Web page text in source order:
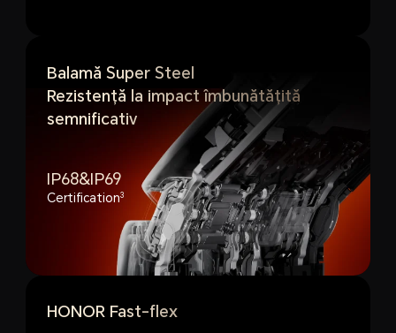
Balamă Super Steel
Rezistență la impact îmbunătățită
semnificativ
IP68&IP69
Certification3
HONOR Fast-flex